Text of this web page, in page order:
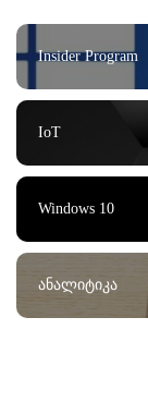
Insider Program
IoT
Windows 10
Ანალიტიკა